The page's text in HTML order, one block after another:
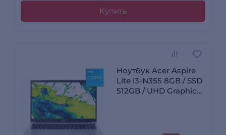
Купить
Ноутбук Acer Aspire
Lite i3-N355 8GB / SSD
512GB / UHD Graphics /